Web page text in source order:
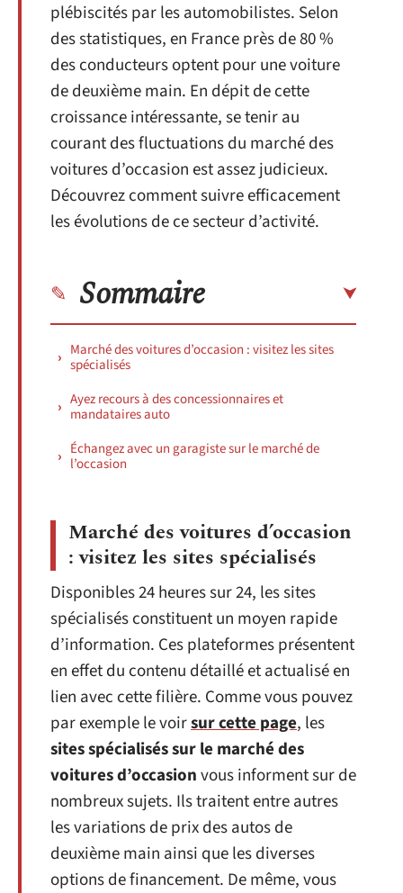
plébiscités par les automobilistes. Selon
des statistiques, en France près de 80 %
des conducteurs optent pour une voiture
de deuxième main. En dépit de cette
croissance intéressante, se tenir au
courant des fluctuations du marché des
voitures d’occasion est assez judicieux.
Découvrez comment suivre efficacement
les évolutions de ce secteur d’activité.
Sommaire
Marché des voitures d’occasion : visitez les sites
spécialisés
Ayez recours à des concessionnaires et
mandataires auto
Échangez avec un garagiste sur le marché de
l’occasion
Marché des voitures d’occasion
: visitez les sites spécialisés
Disponibles 24 heures sur 24, les sites
spécialisés constituent un moyen rapide
d’information. Ces plateformes présentent
en effet du contenu détaillé et actualisé en
lien avec cette filière. Comme vous pouvez
par exemple le voirsur cette page, les
sites spécialisés sur le marché des
voitures d’occasionvous informent sur de
nombreux sujets. Ils traitent entre autres
les variations de prix des autos de
deuxième main ainsi que les diverses
options de financement. De même, vous